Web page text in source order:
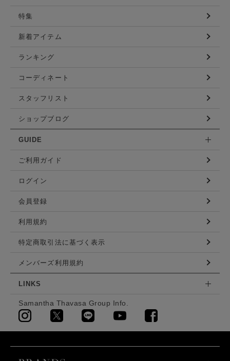
特集
新着アイテム
ランキング
コーディネート
スタッフリスト
ショップブログ
GUIDE
ご利用ガイド
ログイン
会員登録
利用規約
特定商取引法に基づく表示
メンバーズ利用規約
LINKS
Samantha Thavasa Group Info.